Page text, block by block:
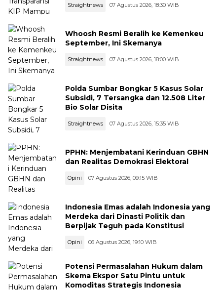
Straightnews 07 Agustus 2026, 18:30 WIB
Whoosh Resmi Beralih ke Kemenkeu
September, Ini Skemanya
Straightnews 07 Agustus 2026, 18:00 WIB
Polda Sumbar Bongkar 5 Kasus Solar
Subsidi, 7 Tersangka dan 12.508 Liter
Bio Solar Disita
Straightnews 07 Agustus 2026, 15:35 WIB
PPHN: Menjembatani Kerinduan GBHN
dan Realitas Demokrasi Elektoral
Opini 07 Agustus 2026, 09:15 WIB
Indonesia Emas adalah Indonesia yang
Merdeka dari Dinasti Politik dan
Berpijak Teguh pada Konstitusi
Opini 06 Agustus 2026, 19:10 WIB
Potensi Permasalahan Hukum dalam
Skema Ekspor Satu Pintu untuk
Komoditas Strategis Indonesia